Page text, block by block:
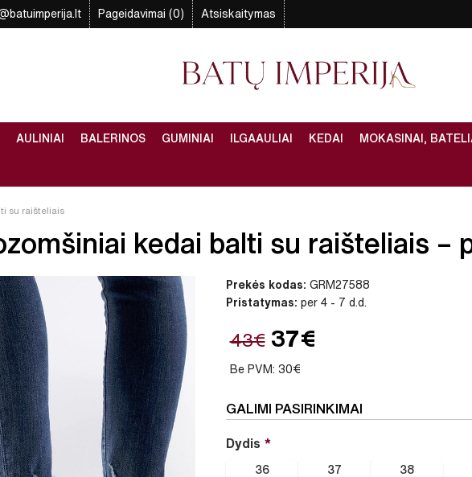
Pageidavimai (0) Atsiskaitymas
AULINIAI BALERINOS GUMINIAI ILGAAULIAI KEDAI MOKASINAI,
su raišteliais
kedai balti su raišteliais –
Prekės kodas: GRM27588
Pristatymas: per 4 - 7 d.d.
43€ 37€
Be PVM: 30€
GALIMI PASIRINKIMAI
Dydis
36 37 38